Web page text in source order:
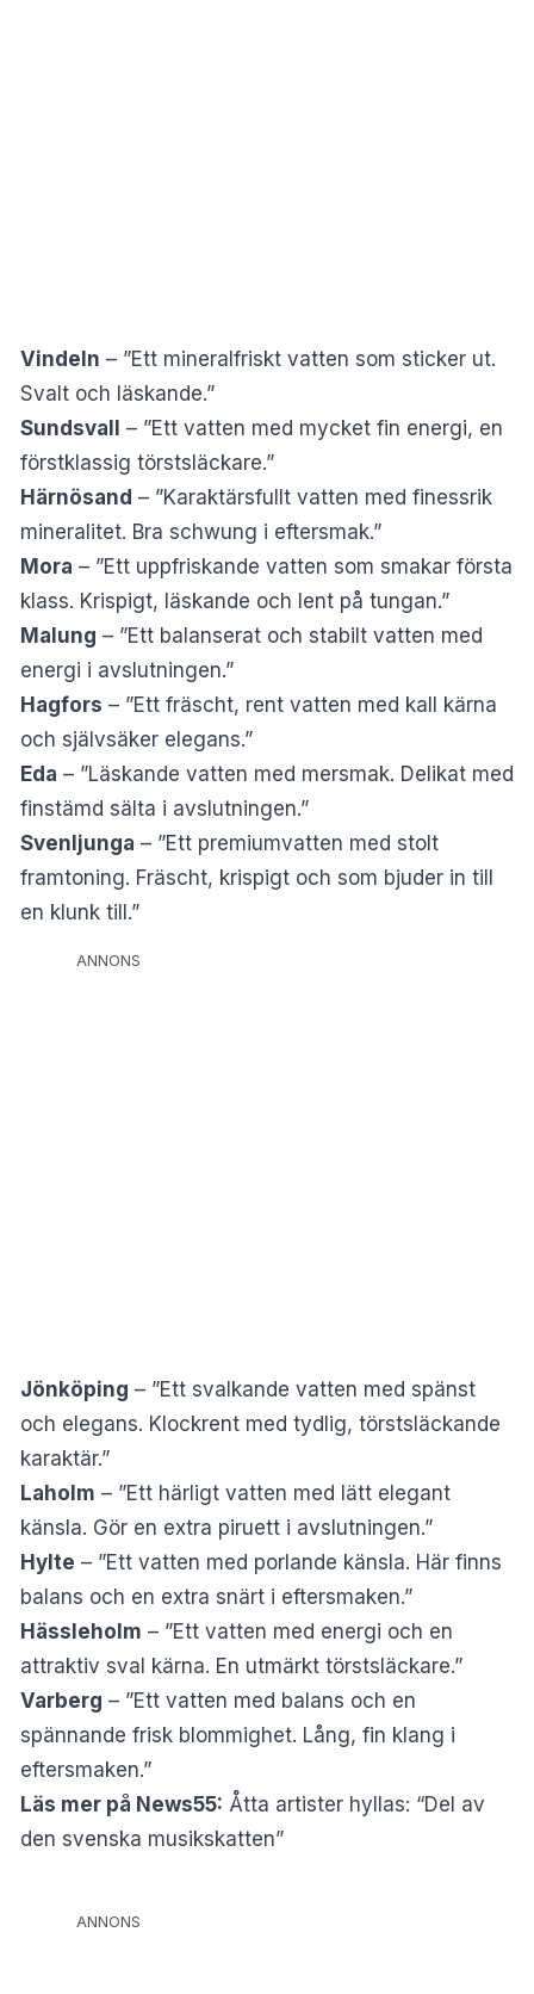
Vindeln – ”Ett mineralfriskt vatten som sticker ut.
Svalt och läskande.”
Sundsvall – ”Ett vatten med mycket fin energi, en
förstklassig törstsläckare.”
Härnösand – ”Karaktärsfullt vatten med finessrik
mineralitet. Bra schwung i eftersmak.”
Mora – ”Ett uppfriskande vatten som smakar första
klass. Krispigt, läskande och lent på tungan.”
Malung – ”Ett balanserat och stabilt vatten med
energi i avslutningen.”
Hagfors – ”Ett fräscht, rent vatten med kall kärna
och självsäker elegans.”
Eda – ”Läskande vatten med mersmak. Delikat med
finstämd sälta i avslutningen.”
Svenljunga – ”Ett premiumvatten med stolt
framtoning. Fräscht, krispigt och som bjuder in till
en klunk till.”
ANNONS
Jönköping – ”Ett svalkande vatten med spänst
och elegans. Klockrent med tydlig, törstsläckande
karaktär.”
Laholm – ”Ett härligt vatten med lätt elegant
känsla. Gör en extra piruett i avslutningen.”
Hylte – ”Ett vatten med porlande känsla. Här finns
balans och en extra snärt i eftersmaken.”
Hässleholm – ”Ett vatten med energi och en
attraktiv sval kärna. En utmärkt törstsläckare.”
Varberg – ”Ett vatten med balans och en
spännande frisk blommighet. Lång, fin klang i
eftersmaken.”
Läs mer på News55: Åtta artister hyllas: “Del av
den svenska musikskatten”
ANNONS